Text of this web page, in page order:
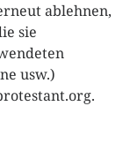
ablehnen,
sie
usw.)